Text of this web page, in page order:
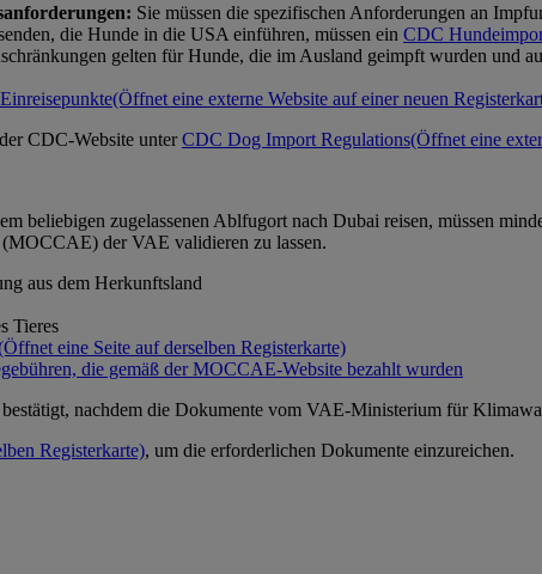
Sie müssen die spezifischen Anforderungen an
die Hunde in die USA einführen, müssen ein CDC
gelten für Hunde, die im Ausland geimpft wurden und
(Öffnet eine externe Website auf einer neuen
CDC-Website unterCDC Dog Import Regulations(Öffnet eine
beliebigen zugelassenen Ablfugort nach Dubai reisen, müssen
der VAE validieren zu lassen.
aus dem Herkunftsland
Tieres
eine Seite auf derselben Registerkarte)
die gemäß der MOCCAE-Website bezahlt wurden
nachdem die Dokumente vom VAE-Ministerium für
Registerkarte), um die erforderlichen Dokumente einzureichen.